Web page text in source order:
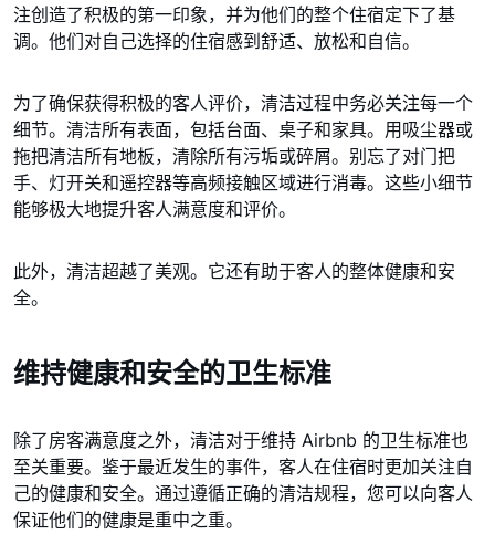
注创造了积极的第一印象，并为他们的整个住宿定下了基
调。他们对自己选择的住宿感到舒适、放松和自信。
为了确保获得积极的客人评价，清洁过程中务必关注每一个
细节。清洁所有表面，包括台面、桌子和家具。用吸尘器或
拖把清洁所有地板，清除所有污垢或碎屑。别忘了对门把
手、灯开关和遥控器等高频接触区域进行消毒。这些小细节
能够极大地提升客人满意度和评价。
此外，清洁超越了美观。它还有助于客人的整体健康和安
全。
维持健康和安全的卫生标准
除了房客满意度之外，清洁对于维持 Airbnb 的卫生标准也
至关重要。鉴于最近发生的事件，客人在住宿时更加关注自
己的健康和安全。通过遵循正确的清洁规程，您可以向客人
保证他们的健康是重中之重。